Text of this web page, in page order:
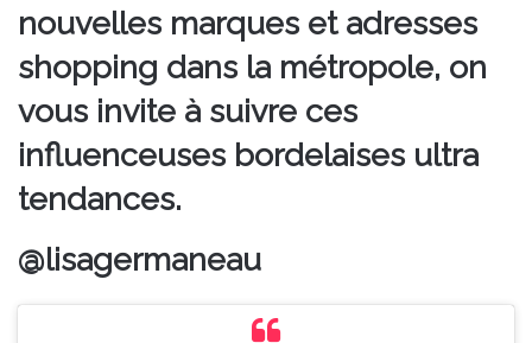
nouvelles marques et adresses
shopping dans la métropole, on
vous invite à suivre ces
influenceuses bordelaises ultra
tendances.
@lisagermaneau